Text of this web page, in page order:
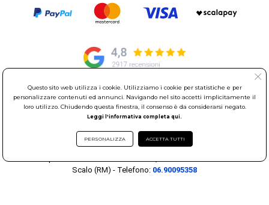
© Elettroservice Spa - Sede Legale: Via Leonardo da Vinci, 40 -
00015 Monterotondo Scalo (RM)
Sociale 1.600.000,00 Euro i.v. Iscritto al Registro delle Imprese di
Roma REA: RM-535144
Scalo (RM) - Telefono: 06.90095358
Questo sito web utilizza i cookie. Utilizziamo i cookie per statistiche e per
personalizzare contenuti ed annunci. Navigando nel sito accetti implicitamente il
loro utilizzo. Chiudendo questa finestra, il consenso è da considerarsi negato.
Leggi l'informativa completa qui.
PERSONALIZZA ACCETTA TUTTI